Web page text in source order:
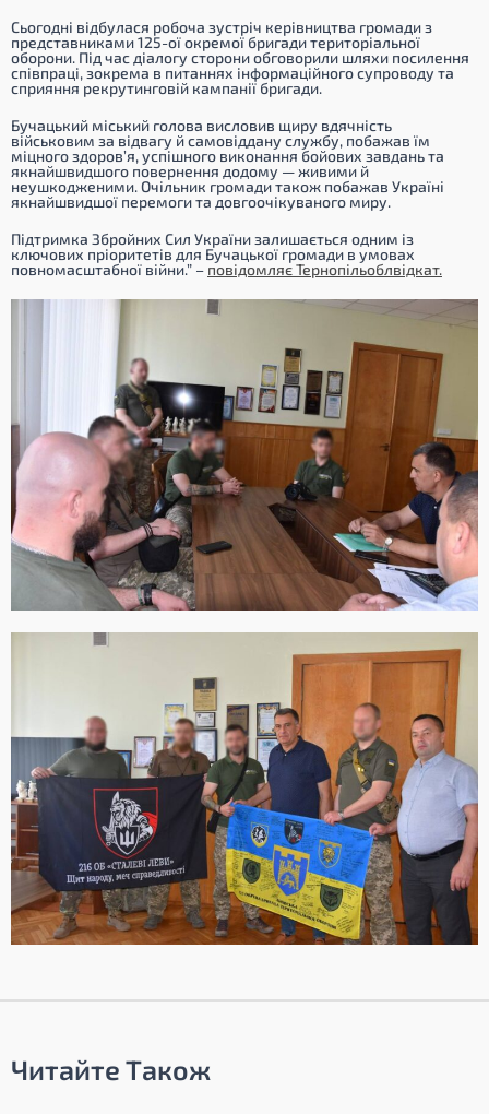
Сьогодні відбулася робоча зустріч керівництва громади з
представниками 125-ої окремої бригади територіальної
оборони. Під час діалогу сторони обговорили шляхи посилення
співпраці, зокрема в питаннях інформаційного супроводу та
сприяння рекрутинговій кампанії бригади.
Бучацький міський голова висловив щиру вдячність
військовим за відвагу й самовіддану службу, побажав їм
міцного здоров’я, успішного виконання бойових завдань та
якнайшвидшого повернення додому — живими й
неушкодженими. Очільник громади також побажав Україні
якнайшвидшої перемоги та довгоочікуваного миру.
Підтримка Збройних Сил України залишається одним із
ключових пріоритетів для Бучацької громади в умовах
повномасштабної війни.” – повідомляє Тернопільоблвідкат.
Читайте Також